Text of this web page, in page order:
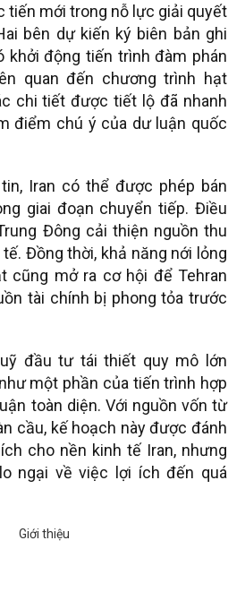
tiến mới trong nỗ lực giải quyết
bên dự kiến ký biên bản ghi
khởi động tiến trình đàm phán
quan đến chương trình hạt
chi tiết được tiết lộ đã nhanh
điểm chú ý của dư luận quốc
Iran có thể được phép bán
giai đoạn chuyển tiếp. Điều
Đông cải thiện nguồn thu
Đồng thời, khả năng nới lỏng
cũng mở ra cơ hội để Tehran
tài chính bị phong tỏa trước
đầu tư tái thiết quy mô lớn
một phần của tiến trình hợp
toàn diện. Với nguồn vốn từ
cầu, kế hoạch này được đánh
cho nền kinh tế Iran, nhưng
ngại về việc lợi ích đến quá